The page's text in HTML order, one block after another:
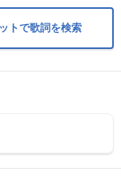
トで歌詞を検索